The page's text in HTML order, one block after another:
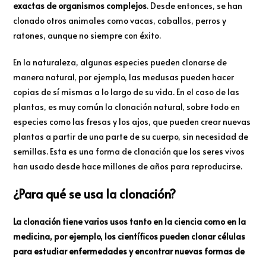
exactas de organismos complejos. Desde entonces, se han
clonado otros animales como vacas, caballos, perros y
ratones, aunque no siempre con éxito.
En la naturaleza, algunas especies pueden clonarse de
manera natural, por ejemplo, las medusas pueden hacer
copias de sí mismas a lo largo de su vida. En el caso de las
plantas, es muy común la clonación natural, sobre todo en
especies como las fresas y los ajos, que pueden crear nuevas
plantas a partir de una parte de su cuerpo, sin necesidad de
semillas. Esta es una forma de clonación que los seres vivos
han usado desde hace millones de años para reproducirse.
¿Para qué se usa la clonación?
La clonación tiene varios usos tanto en la ciencia como en la
medicina, por ejemplo, los científicos pueden clonar células
para estudiar enfermedades y encontrar nuevas formas de